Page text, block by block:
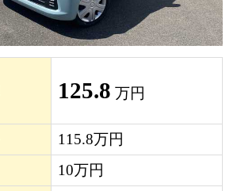
125.8 万円
115.8万円
10万円